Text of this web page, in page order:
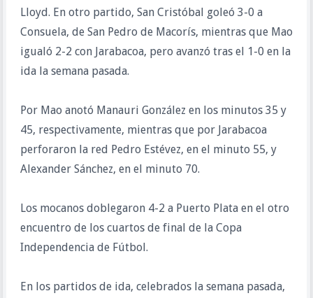
Lloyd. En otro partido, San Cristóbal goleó 3-0 a
Consuela, de San Pedro de Macorís, mientras que Mao
igualó 2-2 con Jarabacoa, pero avanzó tras el 1-0 en la
ida la semana pasada.
Por Mao anotó Manauri González en los minutos 35 y
45, respectivamente, mientras que por Jarabacoa
perforaron la red Pedro Estévez, en el minuto 55, y
Alexander Sánchez, en el minuto 70.
Los mocanos doblegaron 4-2 a Puerto Plata en el otro
encuentro de los cuartos de final de la Copa
Independencia de Fútbol.
En los partidos de ida, celebrados la semana pasada,